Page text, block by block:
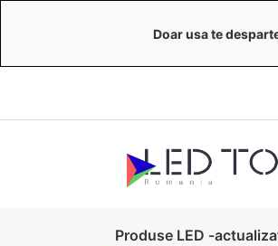
Doar usa te
Produse LED -